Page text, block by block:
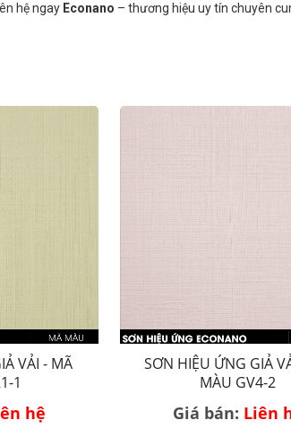
hệ ngay Econano – thương hiệu uy tín chuyên
VẢI - MÃ
1
hệ
SƠN HIỆU ỨNG GIẢ
MÀU GV4-2
Giá bán: Liên